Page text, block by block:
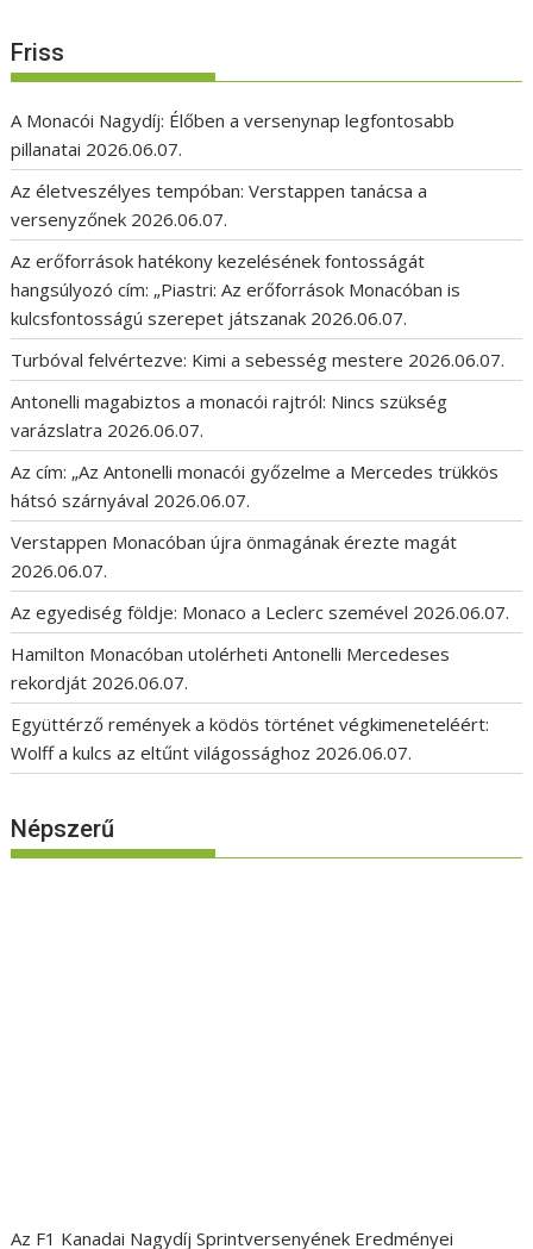
Friss
A Monacói Nagydíj: Élőben a versenynap legfontosabb
pillanatai 2026.06.07.
Az életveszélyes tempóban: Verstappen tanácsa a
versenyzőnek 2026.06.07.
Az erőforrások hatékony kezelésének fontosságát
hangsúlyozó cím: „Piastri: Az erőforrások Monacóban is
kulcsfontosságú szerepet játszanak 2026.06.07.
Turbóval felvértezve: Kimi a sebesség mestere 2026.06.07.
Antonelli magabiztos a monacói rajtról: Nincs szükség
varázslatra 2026.06.07.
Az cím: „Az Antonelli monacói győzelme a Mercedes trükkös
hátsó szárnyával 2026.06.07.
Verstappen Monacóban újra önmagának érezte magát
2026.06.07.
Az egyediség földje: Monaco a Leclerc szemével 2026.06.07.
Hamilton Monacóban utolérheti Antonelli Mercedeses
rekordját 2026.06.07.
Együttérző remények a ködös történet végkimeneteléért:
Wolff a kulcs az eltűnt világossághoz 2026.06.07.
Népszerű
Az F1 Kanadai Nagydíj Sprintversenyének Eredményei